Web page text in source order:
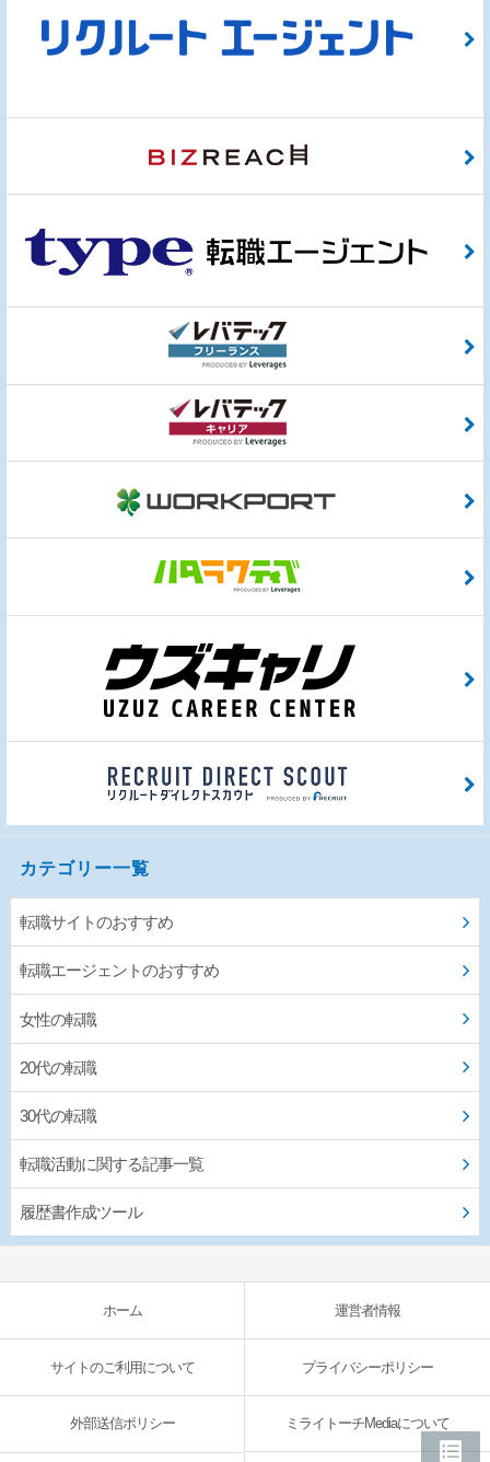
カテゴリー一覧
転職サイトのおすすめ
転職エージェントのおすすめ
女性の転職
20代の転職
30代の転職
転職活動に関する記事一覧
履歴書作成ツール
ホーム 運営者情報
サイトのご利用について プライバシーポリシー
外部送信ポリシー ミライトーチMediaについて